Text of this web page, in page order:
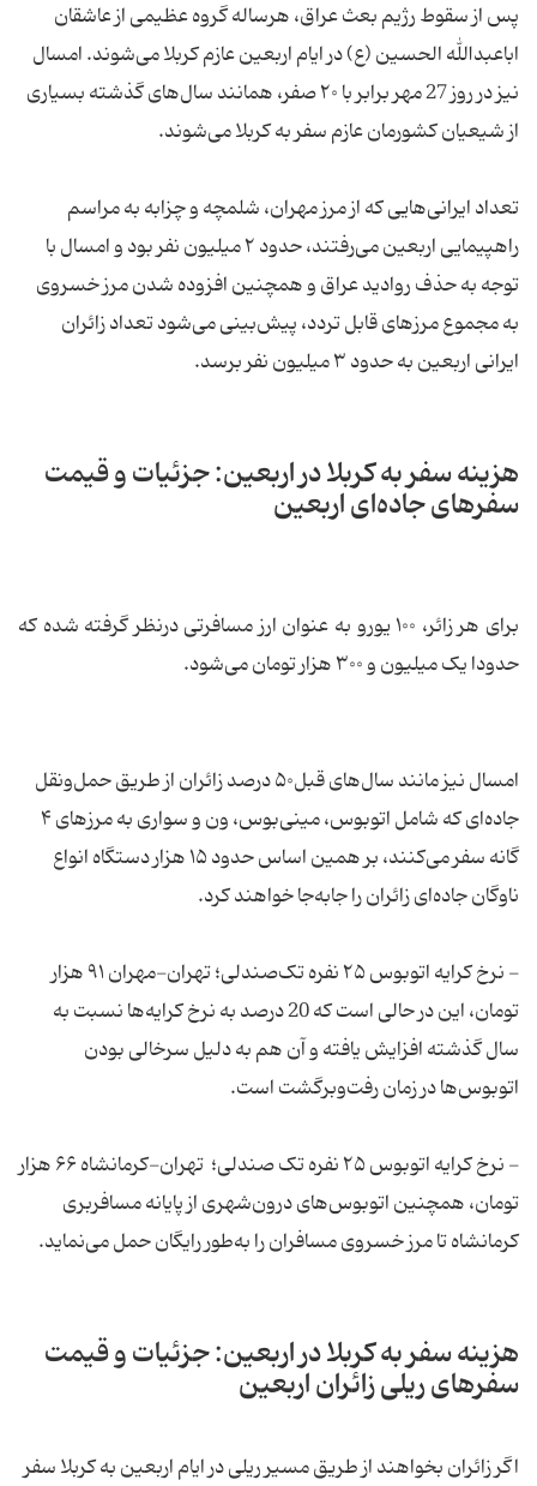
پس از سقوط رژیم بعث عراق، هرساله گروه عظیمی از عاشقان
اباعبدالله الحسین (ع) در ایام اربعین عازم کربلا می‌شوند. امسال
نیز در روز 27 مهر برابر با ۲۰ صفر، همانند سال‌های گذشته بسیاری
از شیعیان کشورمان عازم سفر به کربلا می‌شوند.
تعداد ایرانی‌هایی که از مرز مهران، شلمچه و چزابه به مراسم
راهپیمایی اربعین می‌رفتند، حدود ۲ میلیون نفر بود و امسال با
توجه به حذف روادید عراق و همچنین افزوده شدن مرز خسروی
به مجموع مرزهای قابل تردد، پیش‌بینی می‌شود تعداد زائران
ایرانی اربعین به حدود ۳ میلیون نفر برسد.
هزینه سفر به کربلا در اربعین: جزئیات و قیمت
سفرهای جاده‌ای اربعین
برای هر زائر، ۱۰۰ یورو به عنوان ارز مسافرتی درنظر گرفته شده که
حدودا یک میلیون و ۳۰۰ هزار تومان می‌شود.
امسال نیز مانند سال‌های قبل۵۰ درصد زائران از طریق حمل‌ونقل
جاده‌ای که شامل اتوبوس، مینی‌بوس، ون و سواری به مرزهای ۴
گانه سفر می‌کنند، بر همین اساس حدود ۱۵ هزار دستگاه انواع
ناوگان جاده‌ای زائران را جابه‌جا خواهند کرد.
- نرخ کرایه اتوبوس ۲۵ نفره تک‌صندلی؛ تهران-مهران ۹۱ هزار
تومان، این در حالی است که 20 درصد به نرخ کرایه‌ها نسبت به
سال گذشته افزایش یافته و آن هم به دلیل سرخالی بودن
اتوبوس‌ها در زمان رفت‌وبرگشت است.
- نرخ کرایه اتوبوس ۲۵ نفره تک صندلی؛ تهران-کرمانشاه ۶۶ هزار
تومان، همچنین اتوبوس‌های درون‌شهری از پایانه مسافربری
کرمانشاه تا مرز خسروی مسافران را به‌طور رایگان حمل می‌نماید.
هزینه سفر به کربلا در اربعین: جزئیات و قیمت
سفرهای ریلی زائران اربعین
اگر زائران بخواهند از طریق مسیر ریلی در ایام اربعین به کربلا سفر